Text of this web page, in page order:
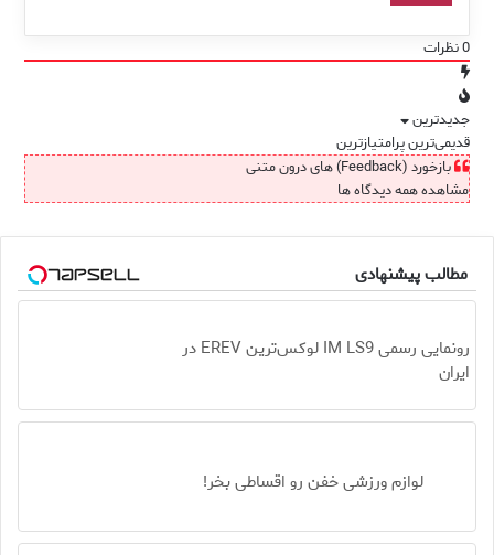
0نظرات
جدیدترین
قدیمی‌ترینپرامتیازترین
بازخورد (Feedback) های درون متنی
مشاهده همه دیدگاه ها
مطالب پیشنهادی
رونمایی رسمی IM LS9 لوکس‌ترین EREV در
ایران
لوازم ورزشی خفن رو اقساطی بخر!